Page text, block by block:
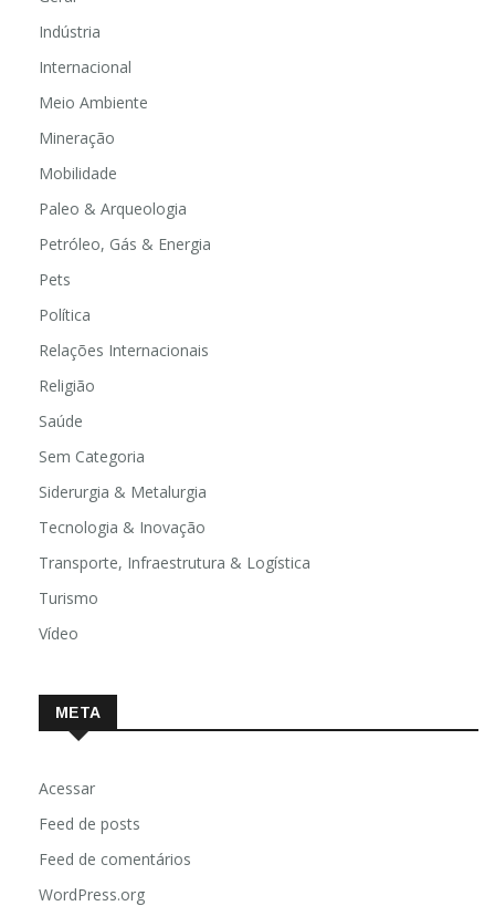
Indústria
Internacional
Meio Ambiente
Mineração
Mobilidade
Paleo & Arqueologia
Petróleo, Gás & Energia
Pets
Política
Relações Internacionais
Religião
Saúde
Sem Categoria
Siderurgia & Metalurgia
Tecnologia & Inovação
Transporte, Infraestrutura & Logística
Turismo
Vídeo
META
Acessar
Feed de posts
Feed de comentários
WordPress.org